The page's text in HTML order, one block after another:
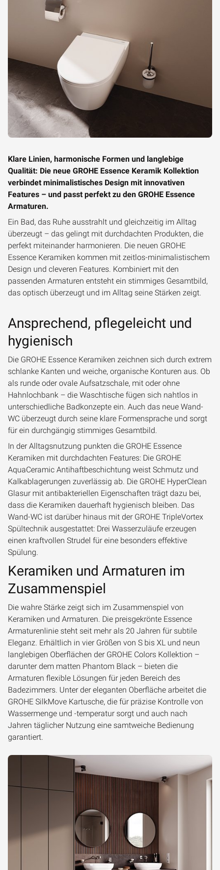
Klare Linien, harmonische Formen und langlebige
Qualität: Die neue GROHE Essence Keramik Kollektion
verbindet minimalistisches Design mit innovativen
Features – und passt perfekt zu den GROHE Essence
Armaturen.
Ein Bad, das Ruhe ausstrahlt und gleichzeitig im Alltag
überzeugt – das gelingt mit durchdachten Produkten, die
perfekt miteinander harmonieren. Die neuen GROHE
Essence Keramiken kommen mit zeitlos-minimalistischem
Design und cleveren Features. Kombiniert mit den
passenden Armaturen entsteht ein stimmiges Gesamtbild,
das optisch überzeugt und im Alltag seine Stärken zeigt.
Ansprechend, pflegeleicht und
hygienisch
Die GROHE Essence Keramiken zeichnen sich durch extrem
schlanke Kanten und weiche, organische Konturen aus. Ob
als runde oder ovale Aufsatzschale, mit oder ohne
Hahnlochbank – die Waschtische fügen sich nahtlos in
unterschiedliche Badkonzepte ein. Auch das neue Wand-
WC überzeugt durch seine klare Formensprache und sorgt
für ein durchgängig stimmiges Gesamtbild.
In der Alltagsnutzung punkten die GROHE Essence
Keramiken mit durchdachten Features: Die GROHE
AquaCeramic Antihaftbeschichtung weist Schmutz und
Kalkablagerungen zuverlässig ab. Die GROHE HyperClean
Glasur mit antibakteriellen Eigenschaften trägt dazu bei,
dass die Keramiken dauerhaft hygienisch bleiben. Das
Wand-WC ist darüber hinaus mit der GROHE TripleVortex
Spültechnik ausgestattet: Drei Wasserzuläufe erzeugen
einen kraftvollen Strudel für eine besonders effektive
Spülung.
Keramiken und Armaturen im
Zusammenspiel
Die wahre Stärke zeigt sich im Zusammenspiel von
Keramiken und Armaturen. Die preisgekrönte Essence
Armaturenlinie steht seit mehr als 20 Jahren für subtile
Eleganz. Erhältlich in vier Größen von S bis XL und neun
langlebigen Oberflächen der GROHE Colors Kollektion –
darunter dem matten Phantom Black – bieten die
Armaturen flexible Lösungen für jeden Bereich des
Badezimmers. Unter der eleganten Oberfläche arbeitet die
GROHE SilkMove Kartusche, die für präzise Kontrolle von
Wassermenge und -temperatur sorgt und auch nach
Jahren täglicher Nutzung eine samtweiche Bedienung
garantiert.